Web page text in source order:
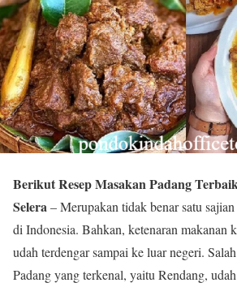
Berikut Resep Masakan Padang
Selera– Merupakan tidak benar satu
di Indonesia. Bahkan, ketenaran makanan
udah terdengar sampai ke luar negeri.
Padang yang terkenal, yaitu Rendang,